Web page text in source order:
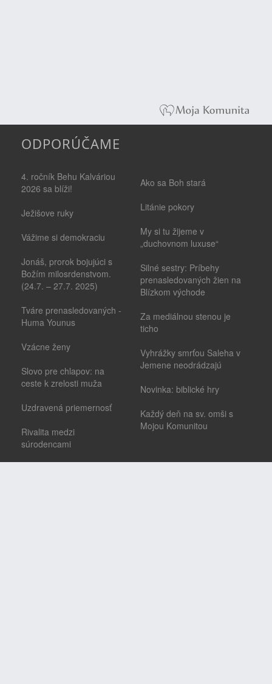
ODPORÚČAME
4. ročník Behu Kalváriou
2026 sa blíži!
Ježišove ruky
Vážime si demokraciu
Jonáš, prorok bojujúci s
Božím milosrdenstvom.
(24.7. – 27.7. 2025)
Tváre prenasledovaných -
Huma Younus
Vzácne ženy
Slovo pre chlapov: na
ceste k zrelosti muža
Uzdravená priemernosť
Rivalita medzi
súrodencami
Ako sa Boh stará
Litánie pokory
My si tu žijeme v
„duchovnom luxuse“
Silné sestry: Príbehy
prenasledovaných žien na
Blízkom východe
Za mediálnou stenou je
ticho
Vyhrážky smrťou Saleha v
Jemene neodrádzajú
Novinka: biblické hry
Každý deň na sv. omši s
Mojou Komunitou